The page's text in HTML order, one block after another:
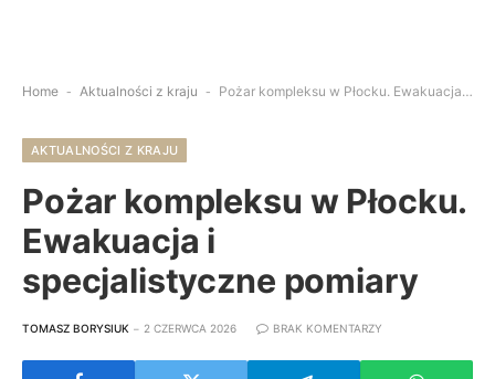
Home - Aktualności z kraju - Pożar kompleksu w Płocku. Ewakuacja i specjalistyczne pomiary
AKTUALNOŚCI Z KRAJU
Pożar kompleksu w Płocku.
Ewakuacja i
specjalistyczne pomiary
TOMASZ BORYSIUK 2 CZERWCA 2026 BRAK KOMENTARZY